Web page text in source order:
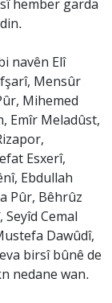
hember garda
navên Elî
Mensûr
Mihemed
Emîr Meladûst,
Esxerî,
Ebdullah
Pûr, Bêhrûz
Cemal
Dawûdî,
birsî bûnê de
nedane wan.